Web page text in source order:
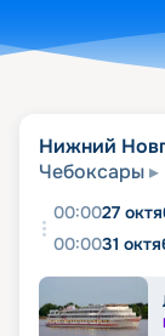
Нижний
Чебоксары
00:0027
00:0031